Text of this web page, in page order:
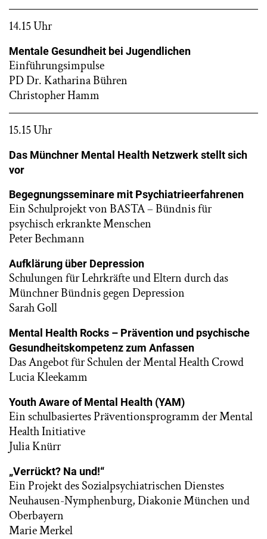
14.15 Uhr
Mentale Gesundheit bei Jugendlichen
Einführungsimpulse
PD Dr. Katharina Bühren
Christopher Hamm
15.15 Uhr
Das Münchner Mental Health Netzwerk stellt sich
vor
Begegnungsseminare mit Psychiatrieerfahrenen
Ein Schulprojekt von BASTA – Bündnis für
psychisch erkrankte Menschen
Peter Bechmann
Aufklärung über Depression
Schulungen für Lehrkräfte und Eltern durch das
Münchner Bündnis gegen Depression
Sarah Goll
Mental Health Rocks – Prävention und psychische
Gesundheitskompetenz zum Anfassen
Das Angebot für Schulen der Mental Health Crowd
Lucia Kleekamm
Youth Aware of Mental Health (YAM)
Ein schulbasiertes Präventionsprogramm der Mental
Health Initiative
Julia Knürr
„Verrückt? Na und!“
Ein Projekt des Sozialpsychiatrischen Dienstes
Neuhausen-Nymphenburg, Diakonie München und
Oberbayern
Marie Merkel